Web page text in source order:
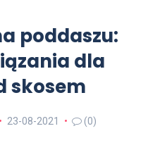
poddaszu:
dla
skosem
23-08-2021 (0)